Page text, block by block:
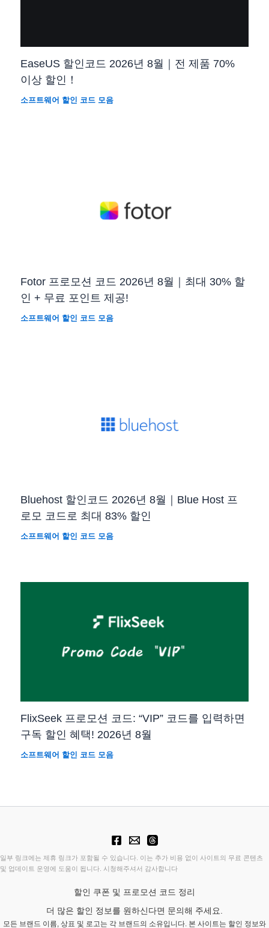
EaseUS 할인코드 2026년 8월｜전 제품 70%
이상 할인！
소프트웨어 할인 코드 모음
Fotor 프로모션 코드 2026년 8월｜최대 30% 할
인 + 무료 포인트 제공!
소프트웨어 할인 코드 모음
Bluehost 할인코드 2026년 8월｜Blue Host 프
로모 코드로 최대 83% 할인
소프트웨어 할인 코드 모음
FlixSeek 프로모션 코드: “VIP” 코드를 입력하면
구독 할인 혜택! 2026년 8월
소프트웨어 할인 코드 모음
일부 링크에는 제휴 링크가 포함될 수 있습니다. 이는 추가 비용 없이 사이트의 무료 콘텐츠
및 업데이트 운영에 도움이 됩니다. 시청해주셔서 감사합니다
할인 쿠폰 및 프로모션 코드 정리
더 많은 할인 정보를 원하신다면 문의해 주세요.
모든 브랜드 이름, 상표 및 로고는 각 브랜드의 소유입니다. 본 사이트는 할인 정보와